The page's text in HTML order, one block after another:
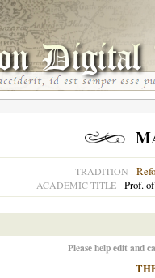
TRADITION
ACADEMIC TITLE Prof.
Please help edit and